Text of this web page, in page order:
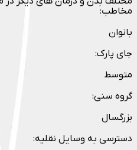
مخاطب:
بانوان
جای پارک:
متوسط
گروه سنی:
بزرگسال
دسترسی به وسایل نقلیه: